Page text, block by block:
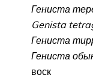
Гениста
Genista
Гениста
Гениста
воск